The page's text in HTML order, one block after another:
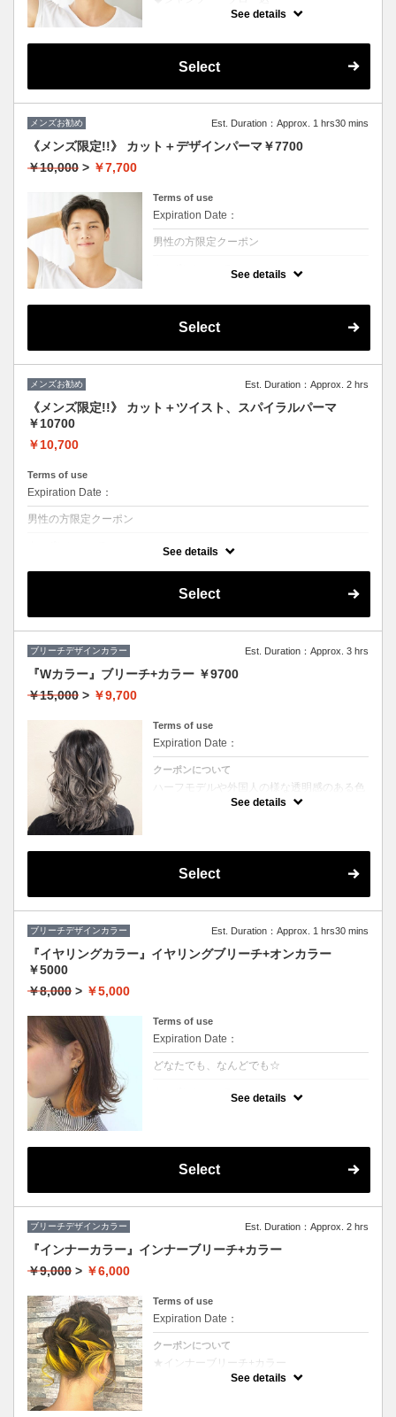
★ブリーチを除くカラー付き
See details
Select
メンズお勧め Est. Duration：Approx. 1 hrs30 mins
《メンズ限定!!》 カット＋デザインパーマ￥7700
￥10,000 > ￥7,700
Terms of use
Expiration Date：
男性の方限定クーポン
※ツイスト、スパイラルの場合は別途＋3000
See details
Select
メンズお勧め Est. Duration：Approx. 2 hrs
《メンズ限定!!》 カット＋ツイスト、スパイラルパーマ
￥10700
￥10,700
Terms of use
Expiration Date：
男性の方限定クーポン
★ボリュームがほしい、スタイリングも楽にしたい方におススメ♪
See details
Select
ブリーチデザインカラー Est. Duration：Approx. 3 hrs
『Wカラー』ブリーチ+カラー ￥9700
￥15,000 > ￥9,700
Terms of use
Expiration Date：
クーポンについて
ハーフモデルや外国人の様な透明感のある色
や、鮮やかな色をご希望の方はコレ♪
グラデーション、インナーカラーもこちらで
ございます。
See details
Select
ブリーチデザインカラー Est. Duration：Approx. 1 hrs30 mins
『イヤリングカラー』イヤリングブリーチ+オンカラー
￥5000
￥8,000 > ￥5,000
Terms of use
Expiration Date：
どなたでも、なんどでも☆
See details
Select
ブリーチデザインカラー Est. Duration：Approx. 2 hrs
『インナーカラー』インナーブリーチ+カラー
￥9,000 > ￥6,000
Terms of use
Expiration Date：
クーポンについて
★インナーブリーチ+カラー
★カット追加（+2500円）
★耳後ろのインナーのカラーのみです。表面
See details